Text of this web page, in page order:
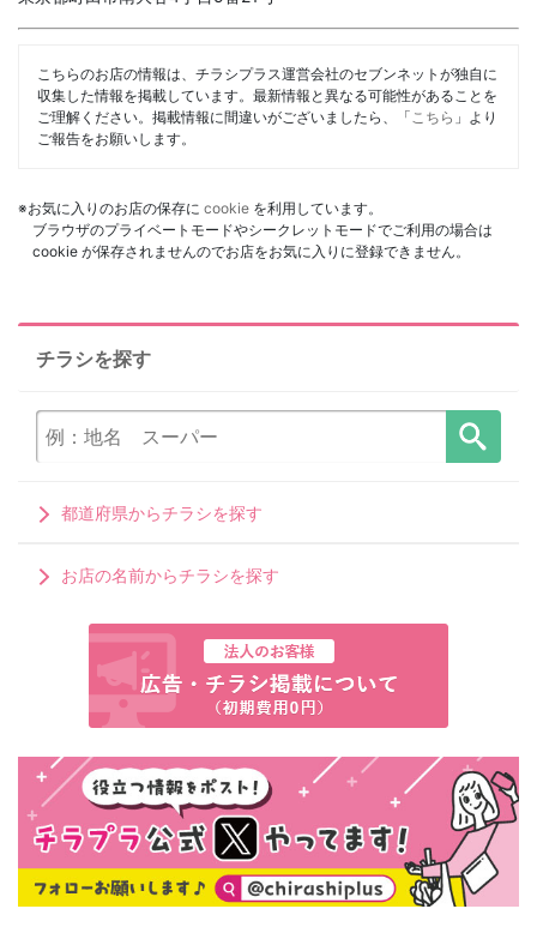
こちらのお店の情報は、チラシプラス運営会社のセブンネットが独自に
収集した情報を掲載しています。最新情報と異なる可能性があることを
ご理解ください。掲載情報に間違いがございましたら、「 こちら 」より
ご報告をお願いします。
※お気に入りのお店の保存に cookie を利用しています。
ブラウザのプライベートモードやシークレットモードでご利用の場合は
cookie が保存されませんのでお店をお気に入りに登録できません。
チラシを探す
都道府県からチラシを探す
お店の名前からチラシを探す